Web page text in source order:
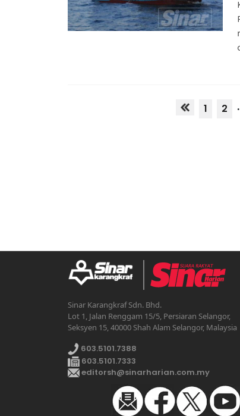
1 2
Sinar Karangkraf Sdn. Bhd.
Lot 1, Jalan Renggam 15/5, Persiaran Selangor,
Seksyen 15, 40000 Shah Alam Selangor, Malaysia
603.5101.7388
603.5101.7333
editorsh@sinarharian.com.my